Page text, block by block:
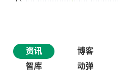
资讯 博客
智库
动弹